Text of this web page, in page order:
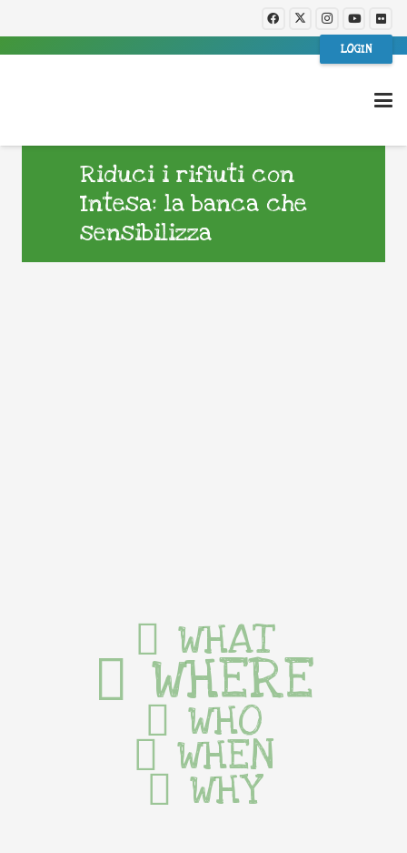
LOGIN
Riduci i rifiuti con
Intesa: la banca che
sensibilizza
WHAT
WHERE
WHO
WHEN
WHY